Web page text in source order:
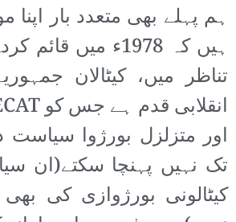
ہم پہلے بھی متعدد بار
ہیں کہ 1978ء میں
تناظر میں، کیٹالان
اور متزلزل بورژوا سیاست
تک نہیں پہنچا سکتے(ان
کیٹالونی بورژوازی کی